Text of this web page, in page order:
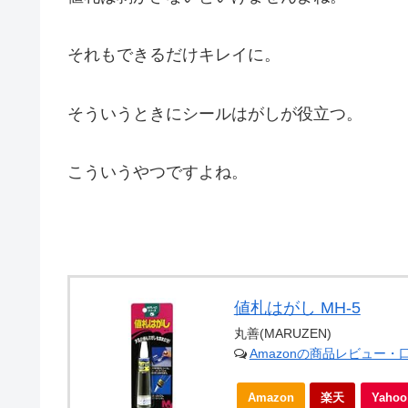
それもできるだけキレイに。
そういうときにシールはがしが役立つ。
こういうやつですよね。
値札はがし MH-5
丸善(MARUZEN)
Amazonの商品レビュー・
Amazon 楽天